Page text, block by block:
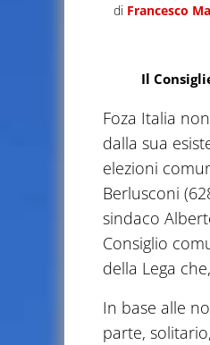
di Francesco
Il
Foza Italia
dalla sua
elezioni
Berlusconi
sindaco
Consiglio
della Lega
In base alle
parte,